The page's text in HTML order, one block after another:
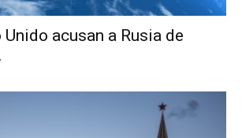
Unido acusan a Rusia de